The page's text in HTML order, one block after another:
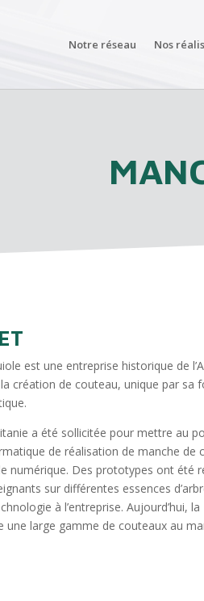
Notre réseau Nos
est une entreprise historique de
création de couteau, unique par sa
a été sollicitée pour mettre au
de réalisation de manche de
numérique. Des prototypes ont été
sur différentes essences
à l’entreprise. Aujourd’hui, la
une large gamme de couteaux au